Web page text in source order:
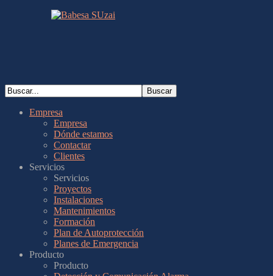
Empresa
Empresa
Dónde estamos
Contactar
Clientes
Servicios
Servicios
Proyectos
Instalaciones
Mantenimientos
Formación
Plan de Autoprotección
Planes de Emergencia
Producto
Producto